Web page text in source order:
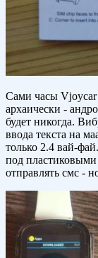
Сами часы Vjoycar
архаически -
будет никогда.
ввода текста на
только 2.4 вай-
под
отправлять смс -